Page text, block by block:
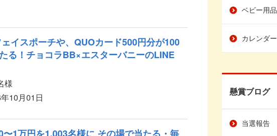
イスポーチや、QUOカード500円分が100
る！チョコラBB×エスターバニーのLINE
様
10月01日
1万円を1,003名様に その場で当たる・毎
ベビー用品
カレンダー
懸賞ブログ
当選報告